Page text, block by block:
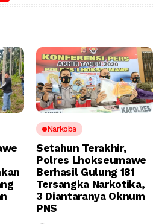
Narkoba
Setahun Terakhir,
Polres Lhokseumawe
Berhasil Gulung 181
Tersangka Narkotika,
3 Diantaranya Oknum
PNS